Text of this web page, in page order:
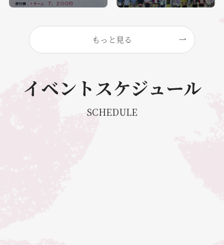
もっと見る
イベントスケジュール
SCHEDULE